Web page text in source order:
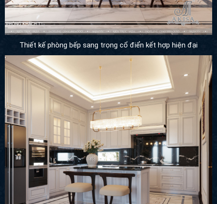
Thiết kế phòng bếp sang trọng cổ điển kết hợp hiện đại